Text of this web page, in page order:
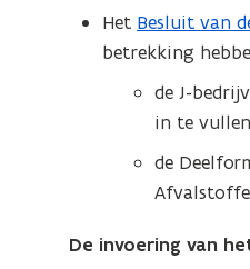
n
d
o
e
i
D
F
e
t
d
Het Besluit van
(
o
p
t
betrekking
de J-
in te
de
De invoering van